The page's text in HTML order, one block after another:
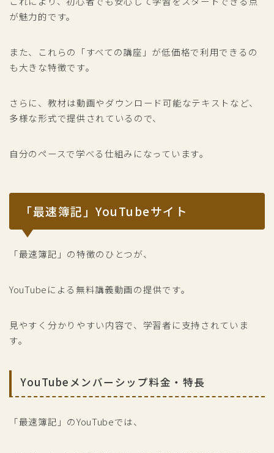
が魅力的です。
また、これらの「すべての講座」が低価格で利用できるの
も大きな特徴です。
さらに、教材は動画やダウンロード可能なテキストなど、
多様な形式で提供されているので、
自分のペースで学べる仕組みになっています。
「最速簿記」YouTubeサイト
「最速簿記」の特徴のひとつが、
YouTubeによる無料講義動画の提供です。
見やすく分かりやすい内容で、学習者に支持されていま
す。
YouTubeメンバーシップ料金・特長
「最速簿記」のYouTubeでは、